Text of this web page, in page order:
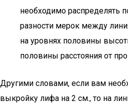
необходимо распределять
разности мерок между
на уровнях половины
половины расстояния от
Другими словами, если вам
выкройку лифа на 2 см., то на